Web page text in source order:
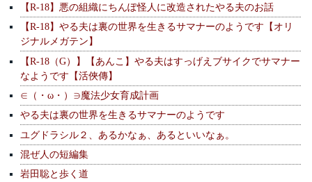
【R-18】悪の組織にちんぽ怪人に改造されたやる夫のお話
【R-18】やる夫は裏の世界を生きるサマナーのようです【オリ
ジナルメガテン】
【R-18（G）】【あんこ】やる夫はすっげえブサイクでサマナー
なようです【活俠傳】
∈（・ω・）∋魔法少女育成計画
やる夫は裏の世界を生きるサマナーのようです
ユグドラシル２、あるかなぁ、あるといいなぁ。
混ぜ人の短編集
岩田聡と歩く道